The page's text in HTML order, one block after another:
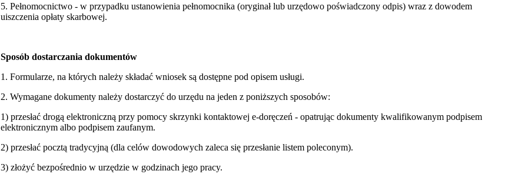
5. Pełnomocnictwo - w przypadku ustanowienia pełnomocnika (oryginał lub urzędowo poświadczony odpis) wraz z dowodem
uiszczenia opłaty skarbowej.
Sposób dostarczania dokumentów
1. Formularze, na których należy składać wniosek są dostępne pod opisem usługi.
2. Wymagane dokumenty należy dostarczyć do urzędu na jeden z poniższych sposobów:
1) przesłać drogą elektroniczną przy pomocy skrzynki kontaktowej e-doręczeń - opatrując dokumenty kwalifikowanym podpisem
elektronicznym albo podpisem zaufanym.
2) przesłać pocztą tradycyjną (dla celów dowodowych zaleca się przesłanie listem poleconym).
3) złożyć bezpośrednio w urzędzie w godzinach jego pracy.